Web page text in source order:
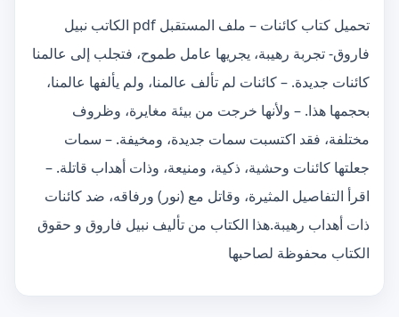
تحميل كتاب كائنات – ملف المستقبل pdf الكاتب نبيل
فاروق- تجربة رهيبة، يجريها عامل طموح، فتجلب إلى عالمنا
كائنات جديدة. – كائنات لم تألف عالمنا، ولم يألفها عالمنا،
بحجمها هذا. – ولأنها خرجت من بيئة مغايرة، وظروف
مختلفة، فقد اكتسبت سمات جديدة، ومخيفة. – سمات
جعلتها كائنات وحشية، ذكية، ومنيعة، وذات أهداب قاتلة. –
اقرأ التفاصيل المثيرة، وقاتل مع (نور) ورفاقه، ضد كائنات
ذات أهداب رهيبة.هذا الكتاب من تأليف نبيل فاروق و حقوق
الكتاب محفوظة لصاحبها